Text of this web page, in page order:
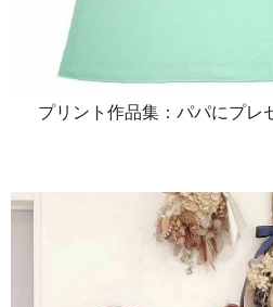
プリント作品集：パパにプレ